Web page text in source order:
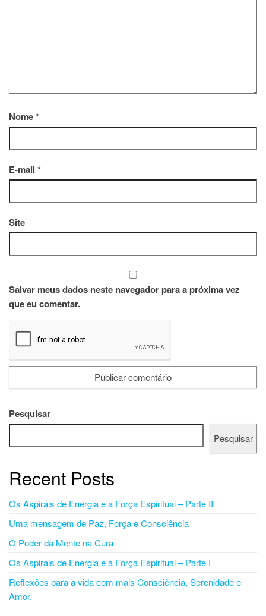
Nome*
E-mail *
Site
Salvar meus dados neste navegador para a próxima vez
que eu comentar.
Pesquisar
Pesquisar
Recent Posts
Os Aspirais de Energia e a Força Espiritual – Parte II
Uma mensagem de Paz, Força e Consciência
O Poder da Mente na Cura
Os Aspirais de Energia e a Força Espiritual – Parte I
Reflexões para a vida com mais Consciência, Serenidade e
Amor.